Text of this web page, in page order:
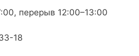
перерыв 12:00–13:00
18